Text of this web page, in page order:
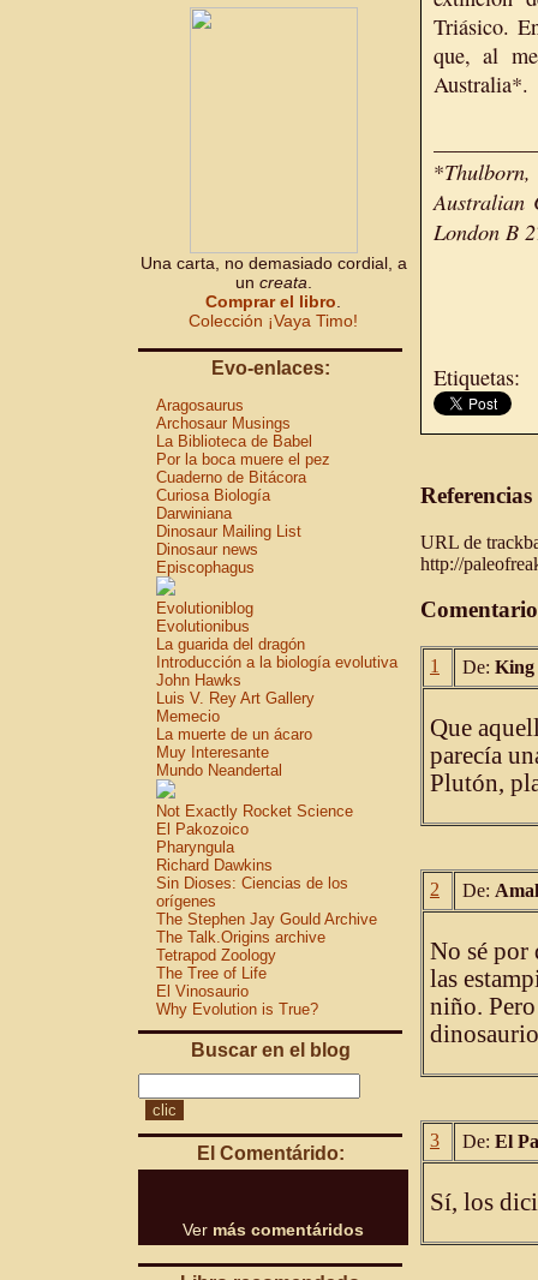
Una carta, no demasiado cordial, a
un creata
Comprar el libro
Colección ¡Vaya Timo!
Evo-enlaces:
Aragosaurus
Archosaur Musings
La Biblioteca de Babel
Por la boca muere el pez
Cuaderno de Bitácora
Curiosa Biología
Darwiniana
Dinosaur Mailing List
Dinosaur news
Episcophagus
Evolutioniblog
Evolutionibus
La guarida del dragón
Introducción a la biología evolutiva
John Hawks
Luis V. Rey Art Gallery
Memecio
La muerte de un ácaro
Muy Interesante
Mundo Neandertal
Not Exactly Rocket Science
El Pakozoico
Pharyngula
Richard Dawkins
Sin Dioses: Ciencias de los
orígenes
The Stephen Jay Gould Archive
The Talk.Origins archive
Tetrapod Zoology
The Tree of Life
El Vinosaurio
Why Evolution is True?
Buscar en el blog
El Comentárido:
Ver más comentáridos
Triásico.
que, al
Australia*.
*
Australian
London B
Etiquetas:
URL de
http://
1 De: King
Que
parecía
Plutón,
2 De:
No sé por
las
niño.
3 De: El
Sí, los